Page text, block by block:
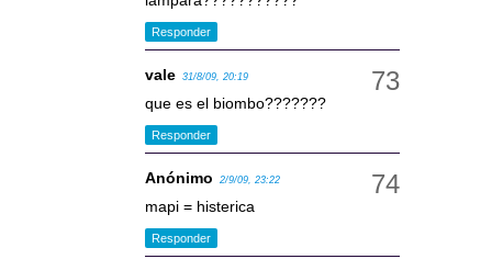
Responder
vale 31/8/09, 20:19
que es el biombo???????
Responder
Anónimo 2/9/09, 23:22
mapi = histerica
Responder